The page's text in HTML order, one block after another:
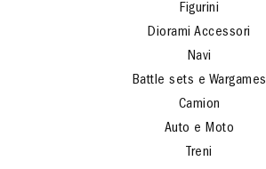
Figurini
Diorami Accessori
Navi
Battle sets e Wargames
Camion
Auto e Moto
Treni